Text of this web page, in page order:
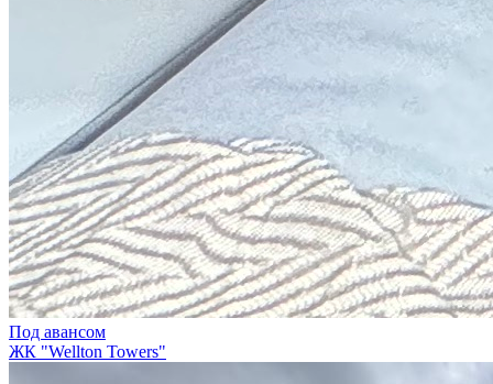
Под авансом
ЖК "Wellton Towers"